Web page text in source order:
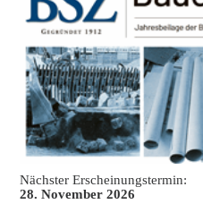
Nächster Erscheinungstermin:
28. November 2026